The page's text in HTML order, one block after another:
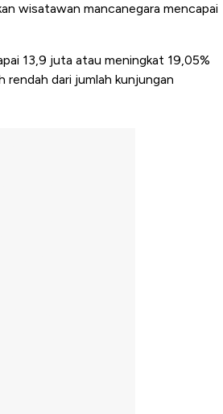
wisatawan mancanegara mencapai
13,9 juta atau meningkat 19,05%
dari jumlah kunjungan